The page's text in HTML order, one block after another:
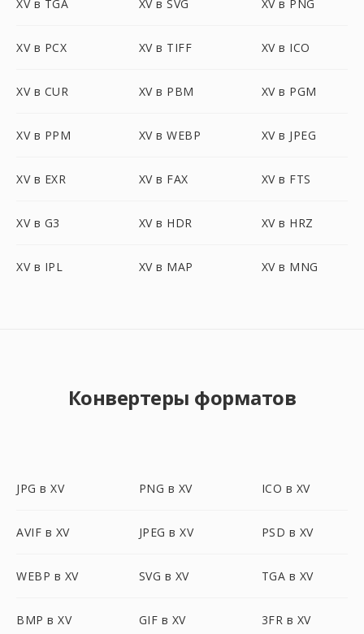
XV в TGA XV в SVG XV в PNG
XV в PCX XV в TIFF XV в ICO
XV в CUR XV в PBM XV в PGM
XV в PPM XV в WEBP XV в JPEG
XV в EXR XV в FAX XV в FTS
XV в G3 XV в HDR XV в HRZ
XV в IPL XV в MAP XV в MNG
Конвертеры форматов
JPG в XV PNG в XV ICO в XV
AVIF в XV JPEG в XV PSD в XV
WEBP в XV SVG в XV TGA в XV
BMP в XV GIF в XV 3FR в XV